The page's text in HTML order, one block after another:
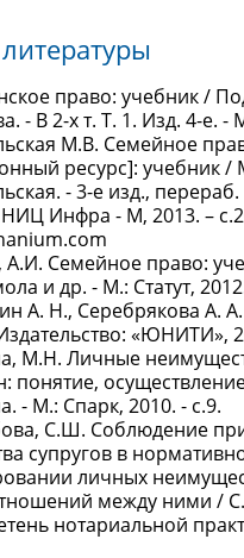
право: учебник /
- В 2-х т. Т. 1. Изд. 4-е. -
М.В. Семейное
ресурс]: учебник /
- 3-е изд.,
Инфра - М, 2013. –
А.И. Семейное право:
и др. - М.: Статут,
А. Н., Серебрякова А.
«ЮНИТИ»,
М.Н. Личные
понятие,
- М.: Спарк, 2010. - с.9.
С.Ш. Соблюдение
супругов в
личных
между ними /
нотариальной